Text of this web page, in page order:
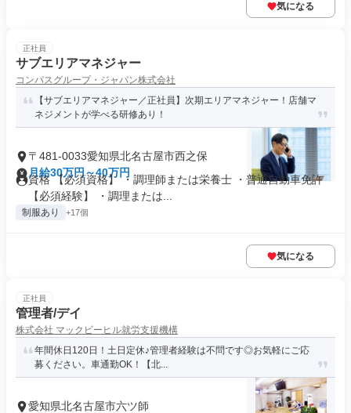
気になる
正社員
サブエリアマネジャー
コンパスグループ・ジャパン株式会社
【サブエリアマネジャー／正社員】次期エリアマネジャー！店舗マ
ネジメントが学べる研修あり！
〒481-0033愛知県北名古屋市西之保
月給30万円～40万円
資格 【必須資格】 ・調理師または栄養士 ・普通自動車免許
【必須経験】 ・調理または...
制服あり +17個
気になる
正社員
管理者/デイ
株式会社 マックビーヒル就労支援機構
年間休日120日！土日定休♪管理者経験は不問です◎お気軽にご応
募ください。車通勤OK！【北...
愛知県北名古屋市六ツ師